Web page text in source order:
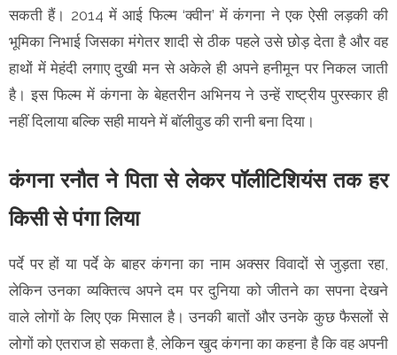
सकती हैं। 2014 में आई फिल्म ‘क्वीन’ में कंगना ने एक ऐसी लड़की की
भूमिका निभाई जिसका मंगेतर शादी से ठीक पहले उसे छोड़ देता है और वह
हाथों में मेहंदी लगाए दुखी मन से अकेले ही अपने हनीमून पर निकल जाती
है। इस फिल्म में कंगना के बेहतरीन अभिनय ने उन्हें राष्ट्रीय पुरस्कार ही
नहीं दिलाया बल्कि सही मायने में बॉलीवुड की रानी बना दिया।
कंगना रनौत ने पिता से लेकर पॉलीटिशियंस तक हर
किसी से पंगा लिया
पर्दे पर हों या पर्दे के बाहर कंगना का नाम अक्सर विवादों से जुड़ता रहा,
लेकिन उनका व्यक्तित्व अपने दम पर दुनिया को जीतने का सपना देखने
वाले लोगों के लिए एक मिसाल है। उनकी बातों और उनके कुछ फैसलों से
लोगों को एतराज हो सकता है, लेकिन खुद कंगना का कहना है कि वह अपनी